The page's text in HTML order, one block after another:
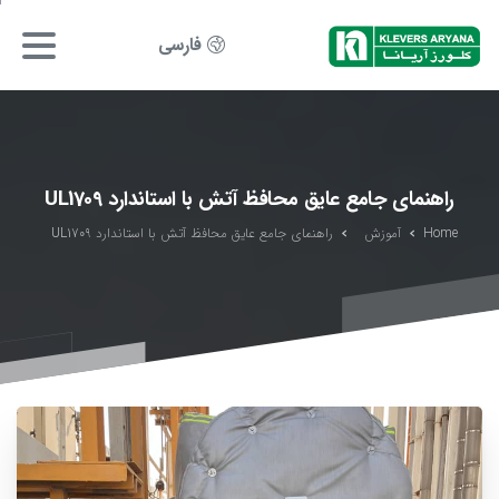
فارسی
راهنمای جامع عایق محافظ آتش با استاندارد UL1709
Home آموزش راهنمای جامع عایق محافظ آتش با استاندارد UL1709